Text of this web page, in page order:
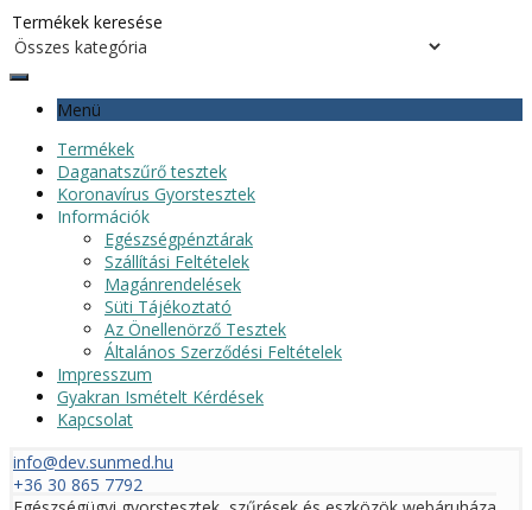
Menü
Termékek
Daganatszűrő tesztek
Koronavírus Gyorstesztek
Információk
Egészségpénztárak
Szállítási Feltételek
Magánrendelések
Süti Tájékoztató
Az Önellenörző Tesztek
Általános Szerződési Feltételek
Impresszum
Gyakran Ismételt Kérdések
Kapcsolat
info@dev.sunmed.hu
+36 30 865 7792